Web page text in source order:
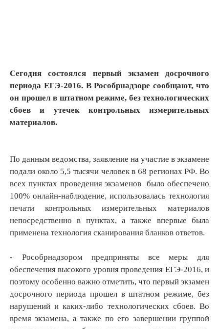
Сегодня состоялся первый экзамен досрочного
периода ЕГЭ-2016. В Рособрнадзоре сообщают, что
он прошел в штатном режиме, без технологических
сбоев и утечек контрольных измерительных
материалов.
По данным ведомства, заявление на участие в экзамене
подали около 5,5 тысячи человек в 68 регионах РФ. Во
всех пунктах проведения экзаменов было обеспечено
100% онлайн-наблюдение, использовалась технология
печати контрольных измерительных материалов
непосредственно в пунктах, а также впервые была
применена технология сканирования бланков ответов.
- Рособрнадзором предприняты все меры для
обеспечения высокого уровня проведения ЕГЭ-2016, и
поэтому особенно важно отметить, что первый экзамен
досрочного периода прошел в штатном режиме, без
нарушений и каких-либо технологических сбоев. Во
время экзамена, а также по его завершении группой